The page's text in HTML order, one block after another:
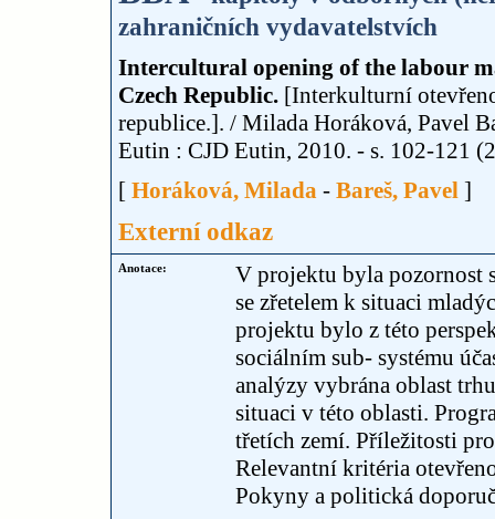
zahraničních vydavatelstvích
Intercultural opening of the labour
Czech Republic. [Interkulturní
republice.]. / Milada Horáková, Pavel
Eutin : CJD Eutin, 2010. - s. 102-121
[ Horáková, Milada - Bareš, Pavel ]
Externí odkaz
Anotace:
V projektu byla pozornost
se zřetelem k situaci
projektu bylo z této
sociálním sub- systému
analýzy vybrána oblast
situaci v této oblasti.
třetích zemí. Příležitosti
Relevantní kritéria
Pokyny a politická